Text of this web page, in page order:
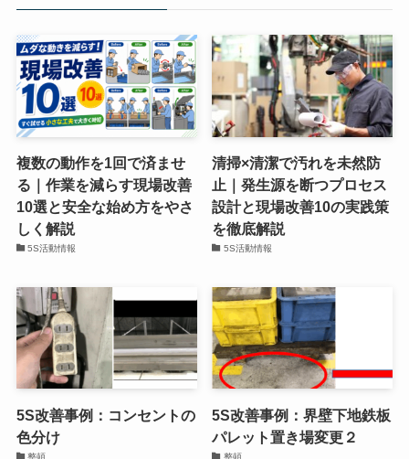
複数の動作を1回で済ませ
る｜作業を減らす現場改善
10選と安全な始め方をやさ
しく解説
5S活動情報
清掃×清潔で汚れを未然防
止｜発生源を断つプロセス
設計と現場改善10の実践策
を徹底解説
5S活動情報
5S改善事例：コンセントの
色分け
整頓
5S改善事例：界壁下地鉄板
パレット置き場変更２
整頓